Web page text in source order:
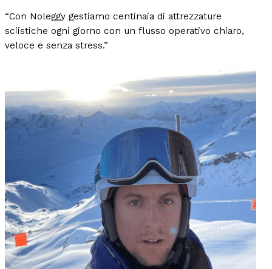
“Con Noleggy gestiamo centinaia di attrezzature
sciistiche ogni giorno con un flusso operativo chiaro,
veloce e senza stress.”